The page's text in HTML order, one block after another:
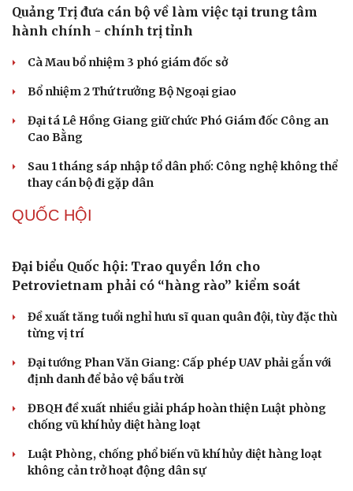
Du lịch
Săn Tour
check-in
Đọc truyện đêm khuya
Kể chuyện cho bé
Hạt giống tâm hồn
Quảng Trị đưa cán bộ về làm việc tại trung tâm
hành chính - chính trị tỉnh
Cà Mau bổ nhiệm 3 phó giám đốc sở
Bổ nhiệm 2 Thứ trưởng Bộ Ngoại giao
Đại tá Lê Hồng Giang giữ chức Phó Giám đốc Công an
Cao Bằng
Sau 1 tháng sáp nhập tổ dân phố: Công nghệ không thể
thay cán bộ đi gặp dân
QUỐC HỘI
Đại biểu Quốc hội: Trao quyền lớn cho
Petrovietnam phải có “hàng rào” kiểm soát
Đề xuất tăng tuổi nghỉ hưu sĩ quan quân đội, tùy đặc thù
từng vị trí
Đại tướng Phan Văn Giang: Cấp phép UAV phải gắn với
định danh để bảo vệ bầu trời
ĐBQH đề xuất nhiều giải pháp hoàn thiện Luật phòng
chống vũ khí hủy diệt hàng loạt
Luật Phòng, chống phổ biến vũ khí hủy diệt hàng loạt
không cản trở hoạt động dân sự